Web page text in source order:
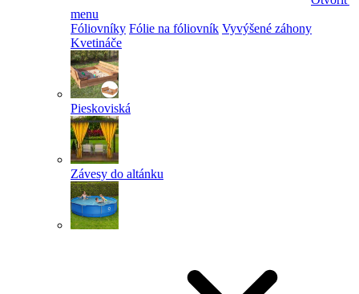
menu
Fóliovníky Fólie na fóliovník Vyvýšené záhony
Kvetináče
Pieskoviská
Závesy do altánku